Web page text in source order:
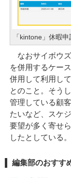
「kintone」休暇
なおサイボウ
を併用するケー
併用して利用し
とのこと。そう
管理している顧
たいなど、スケ
要望が多く寄せ
したとしている。
編集部のおすす